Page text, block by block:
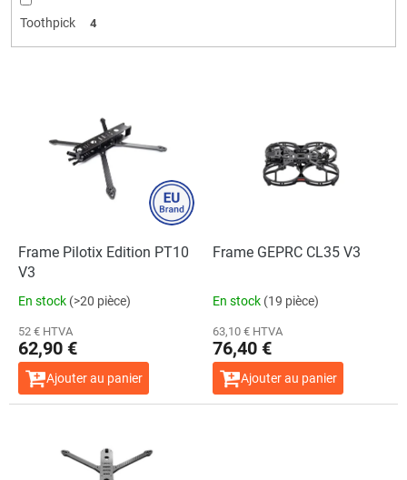
Toothpick 4
produit
Frame Pilotix Edition PT10
V3
En stock (>20 pièce)
52 € HTVA
62,90 €
Ajouter au panier
Frame GEPRC CL35 V3
En stock (19 pièce)
63,10 € HTVA
76,40 €
Ajouter au panier